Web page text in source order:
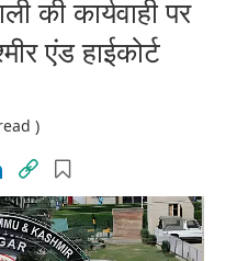
की कार्यवाही पर
एंड हाईकोर्ट
)